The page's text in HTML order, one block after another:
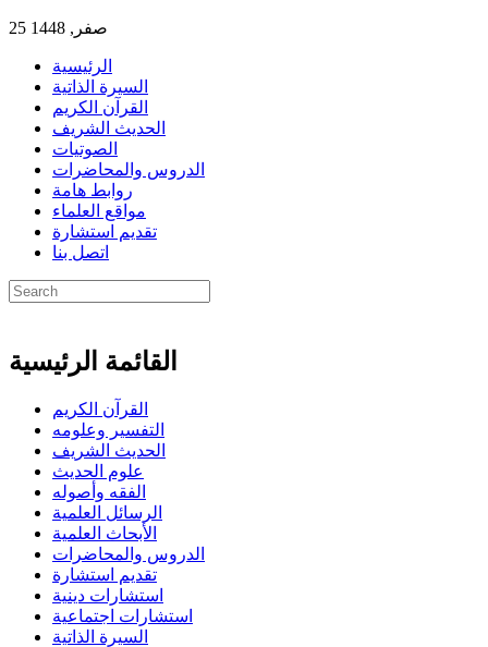
25 صفر, 1448
الرئيسية
السيرة الذاتية
القرآن الكريم
الحديث الشريف
الصوتيات
الدروس والمحاضرات
روابط هامة
مواقع العلماء
تقديم استشارة
اتصل بنا
القائمة الرئيسية
القرآن الكريم
التفسير وعلومه
الحديث الشريف
علوم الحديث
الفقه وأصوله
الرسائل العلمية
الأبحاث العلمية
الدروس والمحاضرات
تقديم استشارة
استشارات دينية
استشارات اجتماعية
السيرة الذاتية